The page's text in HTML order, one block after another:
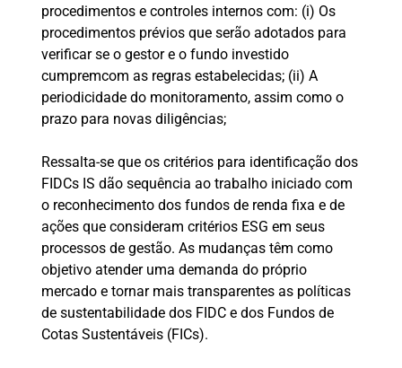
procedimentos e controles internos com: (i) Os
procedimentos prévios que serão adotados para
verificar se o gestor e o fundo investido
cumpremcom as regras estabelecidas; (ii) A
periodicidade do monitoramento, assim como o
prazo para novas diligências;
Ressalta-se que os critérios para identificação dos
FIDCs IS dão sequência ao trabalho iniciado com
o reconhecimento dos fundos de renda fixa e de
ações que consideram critérios ESG em seus
processos de gestão. As mudanças têm como
objetivo atender uma demanda do próprio
mercado e tornar mais transparentes as políticas
de sustentabilidade dos FIDC e dos Fundos de
Cotas Sustentáveis (FICs).